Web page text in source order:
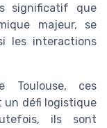
significatif que
majeur, se
les interactions
Toulouse, ces
un défi logistique
ils sont